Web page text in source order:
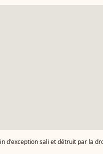
d'exception sali et détruit par la